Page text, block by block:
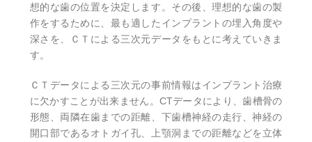
想的な歯の位置を決定します。その後、理想的な歯の製
作をするために、最も適したインプラントの埋入角度や
深さを、ＣＴによる三次元データをもとに考えていきま
す。
ＣＴデータによる三次元の事前情報はインプラント治療
に欠かすことが出来ません。CTデータにより、歯槽骨の
形態、両隣在歯までの距離、下歯槽神経の走行、神経の
開口部であるオトガイ孔、上顎洞までの距離などを立体